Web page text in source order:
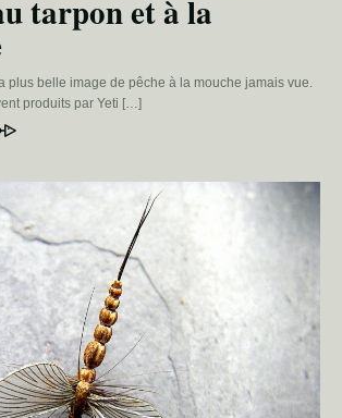
tarpon et à la
plus belle image de pêche à la mouche jamais vue.
produits par Yeti […]